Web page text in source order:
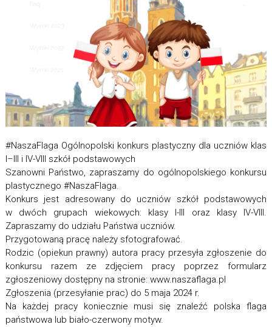
#NaszaFlaga Ogólnopolski konkurs plastyczny dla uczniów klas
I–III i IV-VIII szkół podstawowych
Szanowni Państwo, zapraszamy do ogólnopolskiego konkursu
plastycznego #NaszaFlaga.
Konkurs jest adresowany do uczniów szkół podstawowych
w dwóch grupach wiekowych: klasy I-III oraz klasy IV-VIII.
Zapraszamy do udziału Państwa uczniów.
Przygotowaną pracę należy sfotografować.
Rodzic (opiekun prawny) autora pracy przesyła zgłoszenie do
konkursu razem ze zdjęciem pracy poprzez formularz
zgłoszeniowy dostępny na stronie: www.naszaflaga.pl
Zgłoszenia (przesyłanie prac) do 5 maja 2024 r.
Na każdej pracy koniecznie musi się znaleźć polska flaga
państwowa lub biało-czerwony motyw.